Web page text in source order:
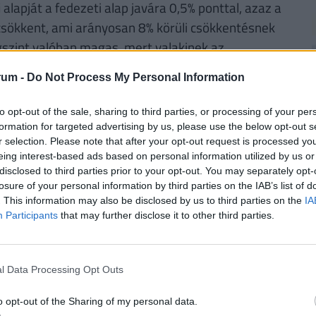
- Do Not Process My Personal Information
opt-out of the sale, sharing to third parties, or processing of your
for targeted advertising by us, please use the below opt-out
selection. Please note that after your opt-out request is processed
interest-based ads based on personal information utilized by us
to third parties prior to your opt-out. You may separately
of your personal information by third parties on the IAB’s list of
This information may also be disclosed by us to third parties on the
Participants that may further disclose it to other third parties.
Data Processing Opt Outs
opt-out of the Sharing of my personal data.
a fedezeti alap javára 0,5% ponttal, azaz a
ami arányosan 8% körüli csökkentésnek
valóban magas, mert valakinek az
meg kell fizetnie. Az különösen drágává
kell megtenni, hiszen mindez alacsony
egy folyószámla nem megoldás a
50 éve működne már a rendszer, akkor most
ostobaság!) szinten is működhetne. De nem
banki megoldás - feltéve, de nem
azért lehet jó, mert egy meglévő, nagy
No most: ha az állam 1997-ben azt
(mai értéken mintegy) 1000 milliárd
(mondjuk tagarányosan), akkor
Hiszen a kétmillió pénztártag nyugdíja